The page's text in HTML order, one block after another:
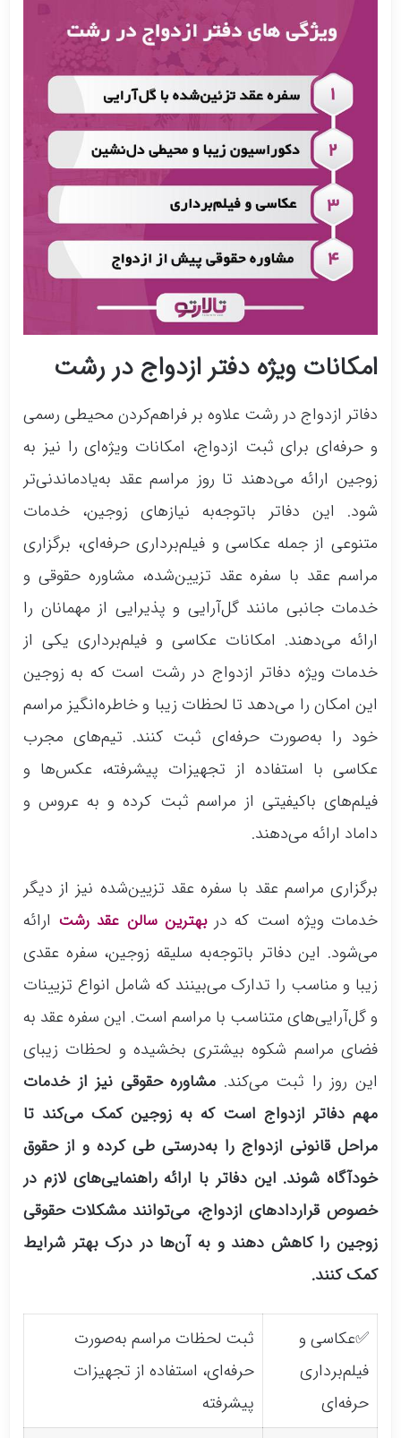
امکانات ویژه دفتر ازدواج در رشت
دفاتر ازدواج در رشت علاوه بر فراهم‌کردن محیطی رسمی
و حرفه‌ای برای ثبت ازدواج، امکانات ویژه‌ای را نیز به
زوجین ارائه می‌دهند تا روز مراسم عقد به‌یادماندنی‌تر
شود. این دفاتر باتوجه‌به نیازهای زوجین، خدمات
متنوعی از جمله عکاسی و فیلم‌برداری حرفه‌ای، برگزاری
مراسم عقد با سفره عقد تزیین‌شده، مشاوره حقوقی و
خدمات جانبی مانند گل‌آرایی و پذیرایی از مهمانان را
ارائه می‌دهند. امکانات عکاسی و فیلم‌برداری یکی از
خدمات ویژه دفاتر ازدواج در رشت است که به زوجین
این امکان را می‌دهد تا لحظات زیبا و خاطره‌انگیز مراسم
خود را به‌صورت حرفه‌ای ثبت کنند. تیم‌های مجرب
عکاسی با استفاده از تجهیزات پیشرفته، عکس‌ها و
فیلم‌های باکیفیتی از مراسم ثبت کرده و به عروس و
داماد ارائه می‌دهند.
برگزاری مراسم عقد با سفره عقد تزیین‌شده نیز از دیگر
خدمات ویژه است که دربهترین سالن عقد رشت ارائه
می‌شود. این دفاتر باتوجه‌به سلیقه زوجین، سفره عقدی
زیبا و مناسب را تدارک می‌بینند که شامل انواع تزیینات
و گل‌آرایی‌های متناسب با مراسم است. این سفره عقد به
فضای مراسم شکوه بیشتری بخشیده و لحظات زیبای
این روز را ثبت می‌کند. مشاوره حقوقی نیز از خدمات
مهم دفاتر ازدواج است که به زوجین کمک می‌کند تا
مراحل قانونی ازدواج را به‌درستی طی کرده و از حقوق
خودآگاه شوند. این دفاتر با ارائه راهنمایی‌های لازم در
خصوص قراردادهای ازدواج، می‌توانند مشکلات حقوقی
زوجین را کاهش دهند و به آن‌ها در درک بهتر شرایط
کمک کنند.
✅عکاسی و
فیلم‌برداری
حرفه‌ای
ثبت لحظات مراسم به‌صورت
حرفه‌ای، استفاده از تجهیزات
پیشرفته